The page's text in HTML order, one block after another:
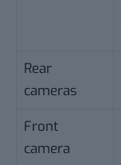
Rear
cameras
Front
camera